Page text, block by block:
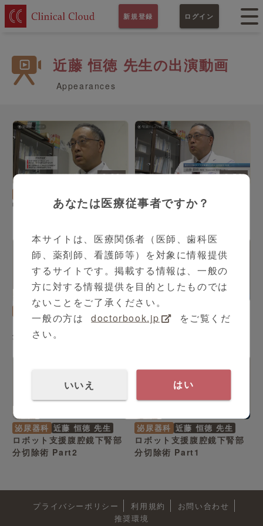
新規登録 ログイン
近藤 恒徳 先生の出演動画
Appearances
3:00
腎臓がんの診断と治療法
2:56
腎臓がんの治療法はより体
4:23
泌尿器科
近藤 恒徳 先生
ロボット支援腹腔鏡下腎部
分切除術 Part4
5:52
泌尿器科
ロボット支援腹腔鏡下腎部
泌尿器科 近藤 恒徳 先生
ロボット支援腹腔鏡下腎部
分切除術 Part2
泌尿器科 近藤 恒徳 先生
ロボット支援腹腔鏡下腎部
分切除術 Part1
プライバシーポリシー 利用規約
お問い合わせ
推奨環境
あなたは医療従事者ですか？
本サイトは、医療関係者（医師、歯科医
師、薬剤師、看護師等）を対象に情報提供
するサイトです。掲載する情報は、一般の
方に対する情報提供を目的としたものでは
ないことをご了承ください。
一般の方は
doctorbook.jp
をご覧くだ
さい。
いいえ はい